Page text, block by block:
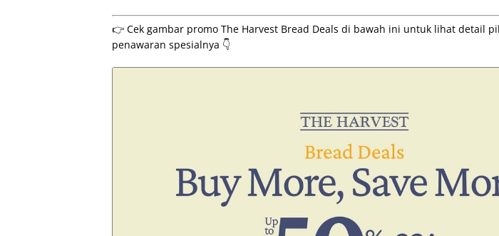
👉 Cek gambar promo The Harvest Bread Deals di bawah ini untuk lihat detail
penawaran spesialnya 👇